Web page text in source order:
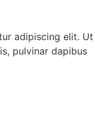
adipiscing elit. Ut
pulvinar dapibus